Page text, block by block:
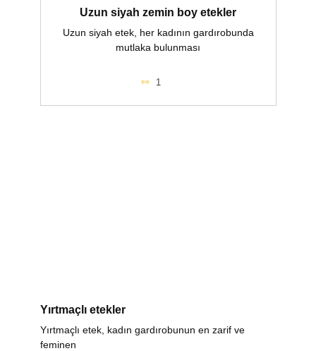
Uzun siyah zemin boy etekler
Uzun siyah etek, her kadının gardırobunda
mutlaka bulunması
1
Yırtmaçlı etekler
Yırtmaçlı etek, kadın gardırobunun en zarif ve
feminen